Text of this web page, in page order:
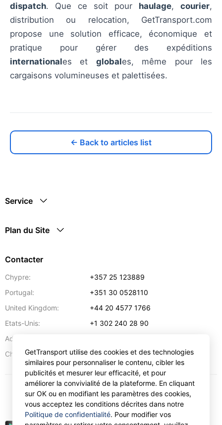
dispatch. Que ce soit pour haulage, courier,
distribution ou relocation, GetTransport.com
propose une solution efficace, économique et
pratique pour gérer des expéditions
internationales et globales, même pour les
cargaisons volumineuses et palettisées.
← Back to articles list
Service
Plan du Site
Contacter
Chypre:
+357 25 123889
Portugal:
+351 30 0528110
United Kingdom:
+44 20 4577 1766
Etats-Unis:
+1 302 240 28 90
Adresse:
Chypre:
57 Spyrou Kyprianou,Larnaca 6051
EUR
GetTransport utilise des cookies et des technologies
similaires pour personnaliser le contenu, cibler les
publicités et mesurer leur efficacité, et pour
améliorer la convivialité de la plateforme. En cliquant
sur OK ou en modifiant les paramètres des cookies,
vous acceptez les conditions décrites dans notre
Politique de confidentialité. Pour modifier vos